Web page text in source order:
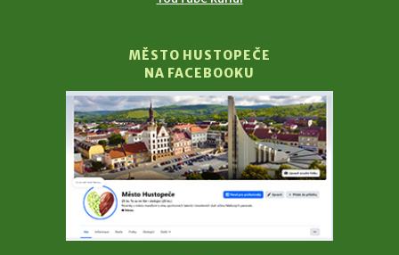
MĚSTO HUSTOPEČE
NA FACEBOOKU